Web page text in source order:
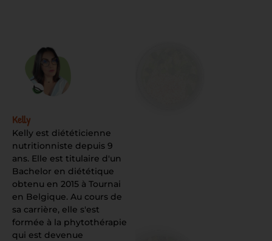
Kelly
Kelly est diététicienne
nutritionniste depuis 9
ans. Elle est titulaire d'un
Bachelor en diététique
obtenu en 2015 à Tournai
en Belgique. Au cours de
sa carrière, elle s'est
formée à la phytothérapie
qui est devenue